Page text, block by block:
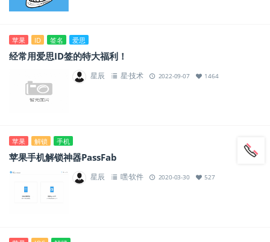
苹果 ID 签名 爱思
经常用爱思ID签的特大福利！
星辰 星·技术 2022-09-07 1464
苹果 解锁 手机
苹果手机解锁神器PassFab
星辰 嘿·软件 2020-03-30 527